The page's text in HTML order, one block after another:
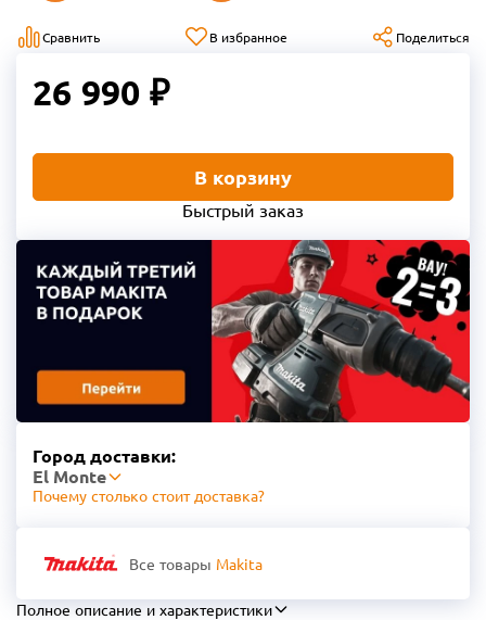
Сравнить В избранное Поделиться
26 990 ₽
В корзину
Быстрый заказ
Город доставки:
El Monte
Почему столько стоит доставка?
Все товары Makita
Полное описание и характеристики